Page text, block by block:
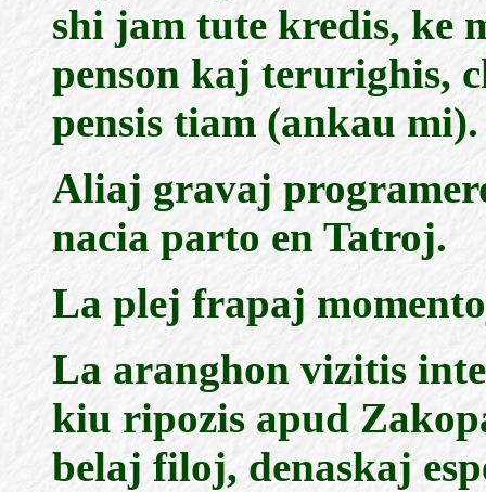
shi jam tute kredis, ke
penson kaj terurighis,
pensis tiam (ankau mi).
Aliaj gravaj
nacia parto en Tatroj.
La plej frapaj
La aranghon vizitis
kiu ripozis apud
belaj filoj, denaskaj